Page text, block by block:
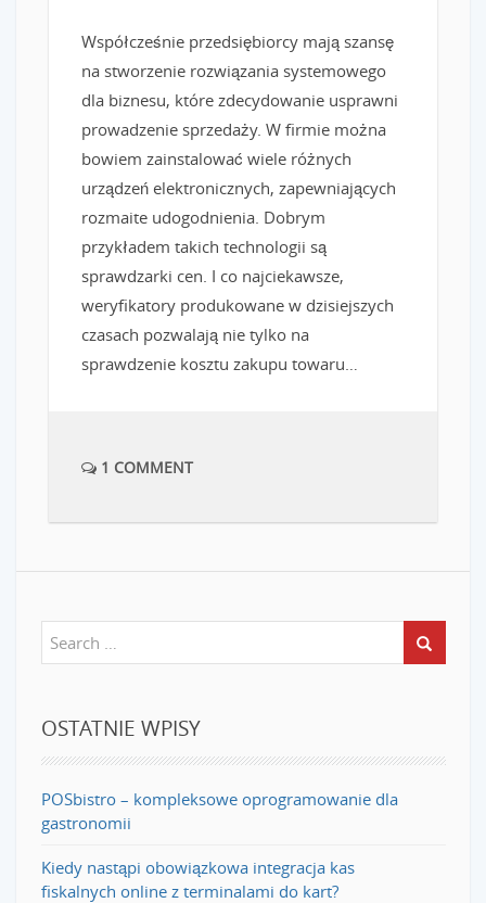
Współcześnie przedsiębiorcy mają szansę
na stworzenie rozwiązania systemowego
dla biznesu, które zdecydowanie usprawni
prowadzenie sprzedaży. W firmie można
bowiem zainstalować wiele różnych
urządzeń elektronicznych, zapewniających
rozmaite udogodnienia. Dobrym
przykładem takich technologii są
sprawdzarki cen. I co najciekawsze,
weryfikatory produkowane w dzisiejszych
czasach pozwalają nie tylko na
sprawdzenie kosztu zakupu towaru…
1 COMMENT
OSTATNIE WPISY
POSbistro – kompleksowe oprogramowanie dla
gastronomii
Kiedy nastąpi obowiązkowa integracja kas
fiskalnych online z terminalami do kart?